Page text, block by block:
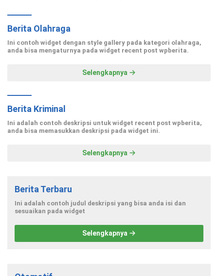
Berita Olahraga
Ini contoh widget dengan style gallery pada kategori olahraga,
anda bisa mengaturnya pada widget recent post wpberita.
Selengkapnya
Berita Kriminal
Ini adalah contoh deskripsi untuk widget recent post wpberita,
anda bisa memasukkan deskripsi pada widget ini.
Selengkapnya
Berita Terbaru
Ini adalah contoh judul deskripsi yang bisa anda isi dan
sesuaikan pada widget
Selengkapnya